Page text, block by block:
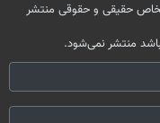
حقیقی و حقوقی منتشر
باشد منتشر نمی‌شود.